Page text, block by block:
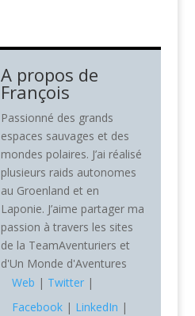
A propos de
François
Passionné des grands
espaces sauvages et des
mondes polaires. J’ai réalisé
plusieurs raids autonomes
au Groenland et en
Laponie. J’aime partager ma
passion à travers les sites
de la TeamAventuriers et
d'Un Monde d'Aventures
Web | Twitter|
Facebook| LinkedIn |